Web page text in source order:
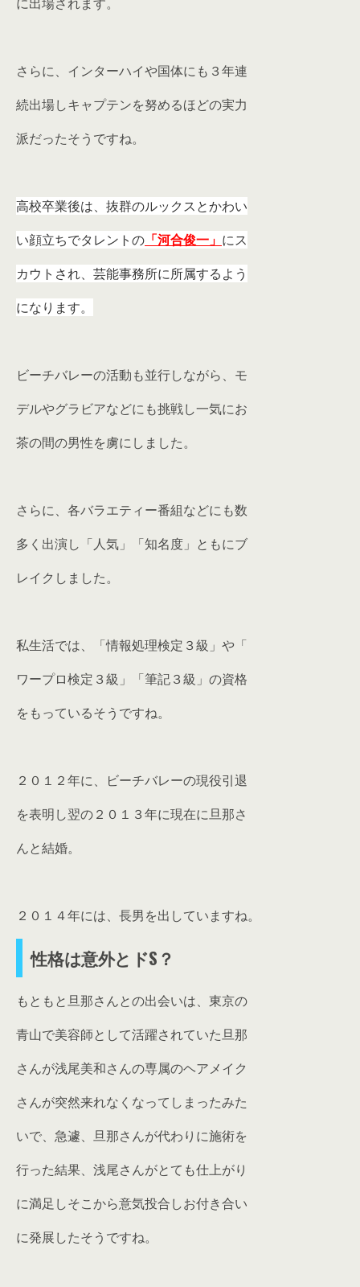
さらに、インターハイや国体にも３年連
続出場しキャプテンを努めるほどの実力
派だったそうですね。
高校卒業後は、抜群のルックスとかわい
い顔立ちでタレントの 「河合俊一」 にス
カウトされ、芸能事務所に所属するよう
になります。
ビーチバレーの活動も並行しながら、モ
デルやグラビアなどにも挑戦し一気にお
茶の間の男性を虜にしました。
さらに、各バラエティー番組などにも数
多く出演し「人気」「知名度」ともにブ
レイクしました。
私生活では、「情報処理検定３級」や「
ワープロ検定３級」「筆記３級」の資格
をもっているそうですね。
２０１２年に、ビーチバレーの現役引退
を表明し翌の２０１３年に現在に旦那さ
んと結婚。
２０１４年には、長男を出していますね。
性格は意外とドS？
もともと旦那さんとの出会いは、東京の
青山で美容師として活躍されていた旦那
さんが浅尾美和さんの専属のヘアメイク
さんが突然来れなくなってしまったみた
いで、急遽、旦那さんが代わりに施術を
行った結果、浅尾さんがとても仕上がり
に満足しそこから意気投合しお付き合い
に発展したそうですね。